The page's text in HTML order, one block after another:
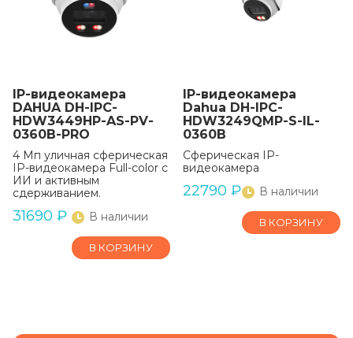
IP-видеокамера
DAHUA DH-IPC-
HDW3449HP-AS-PV-
0360B-PRO
4 Mп уличная сферическая
IP-видеокамера Full-color с
ИИ и активным
сдерживанием.
31690 ₽ В наличии
В КОРЗИНУ
IP-видеокамера
Dahua DH-IPC-
HDW3249QMP-S-IL-
0360B
Сферическая IP-
видеокамера
22790 ₽ В наличии
В КОРЗИНУ